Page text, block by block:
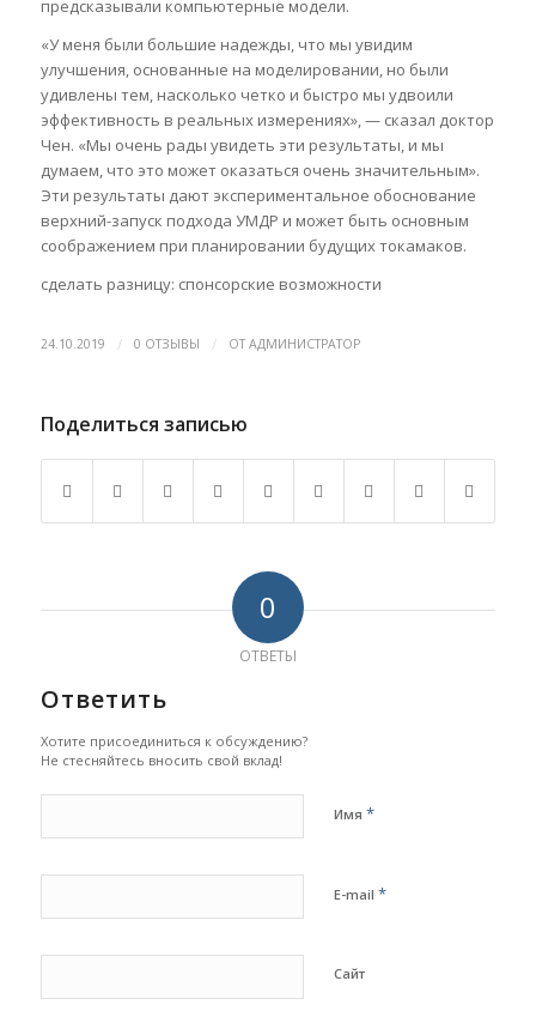
предсказывали компьютерные модели.
«У меня были большие надежды, что мы увидим
улучшения, основанные на моделировании, но были
удивлены тем, насколько четко и быстро мы удвоили
эффективность в реальных измерениях», — сказал доктор
Чен. «Мы очень рады увидеть эти результаты, и мы
думаем, что это может оказаться очень значительным».
Эти результаты дают экспериментальное обоснование
верхний-запуск подхода УМДР и может быть основным
соображением при планировании будущих токамаков.
сделать разницу: спонсорские возможности
24.10.2019 / 0 ОТЗЫВЫ / ОТАДМИНИСТРАТОР
Поделиться записью
0
ОТВЕТЫ
Ответить
Хотите присоединиться к обсуждению?
Не стесняйтесь вносить свой вклад!
Имя *
E-mail *
Сайт